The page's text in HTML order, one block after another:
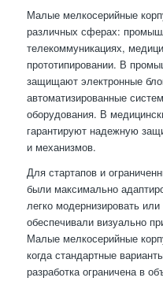
Малые мелкосерийные
различных сферах:
телекоммуникациях,
прототипировании. В
защищают электронные
автоматизированные
оборудования. В
гарантируют надежную
и механизмов.
Для стартапов и
были максимально
легко модернизировать
обеспечивали визуально
Малые мелкосерийные
когда стандартные
разработка ограничена в